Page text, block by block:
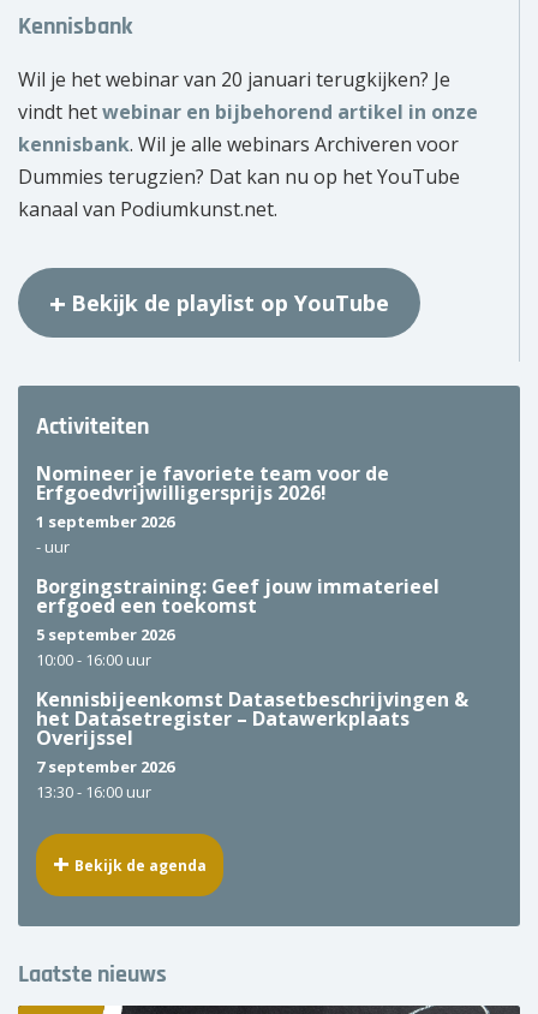
Kennisbank
Wil je het webinar van 20 januari terugkijken? Je
vindt hetwebinar en bijbehorend artikel in onze
kennisbank. Wil je alle webinars Archiveren voor
Dummies terugzien? Dat kan nu op het YouTube
kanaal van Podiumkunst.net.
Bekijk de playlist op YouTube
Activiteiten
Nomineer je favoriete team voor de
Erfgoedvrijwilligersprijs 2026!
1 september 2026
- uur
Borgingstraining: Geef jouw immaterieel
erfgoed een toekomst
5 september 2026
10:00 - 16:00 uur
Kennisbijeenkomst Datasetbeschrijvingen &
het Datasetregister – Datawerkplaats
Overijssel
7 september 2026
13:30 - 16:00 uur
Bekijk de agenda
Laatste nieuws